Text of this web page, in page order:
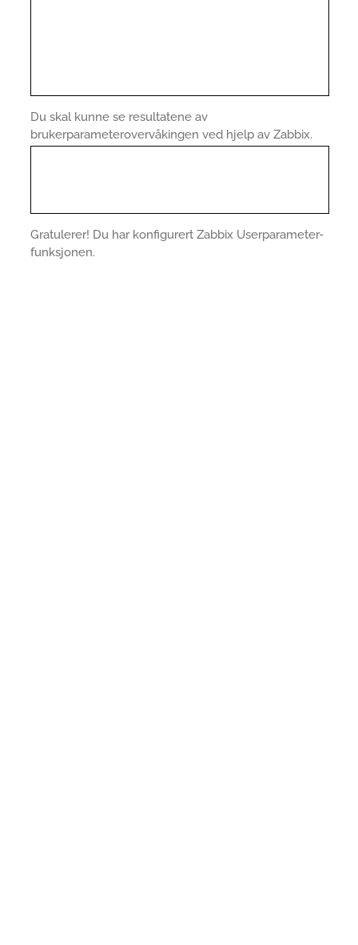
Du skal kunne se resultatene av
brukerparameterovervåkingen ved hjelp av Zabbix.
Gratulerer! Du har konfigurert Zabbix Userparameter-
funksjonen.